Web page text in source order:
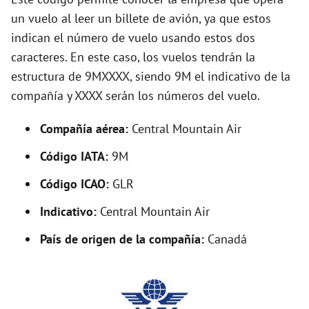
V
i
d
o
un vuelo al leer un billete de avión, ya que estos
indican el número de vuelo usando estos dos
caracteres. En este caso, los vuelos tendrán la
estructura de 9MXXXX, siendo 9M el indicativo de la
compañía y XXXX serán los números del vuelo.
Compañía aérea: Central Mountain Air
Código IATA: 9M
Código ICAO: GLR
Indicativo: Central Mountain Air
País de origen de la compañía: Canadá